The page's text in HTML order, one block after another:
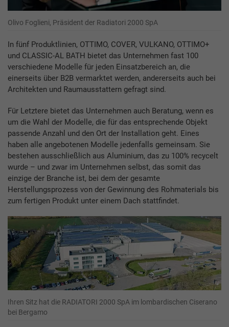
Olivo Foglieni, Präsident der Radiatori 2000 SpA
In fünf Produktlinien, OTTIMO, COVER, VULKANO, OTTIMO+
und CLASSIC-AL BATH bietet das Unternehmen fast 100
verschiedene Modelle für jeden Einsatzbereich an, die
einerseits über B2B vermarktet werden, andererseits auch bei
Architekten und Raumausstattern gefragt sind.
Für Letztere bietet das Unternehmen auch Beratung, wenn es
um die Wahl der Modelle, die für das entsprechende Objekt
passende Anzahl und den Ort der Installation geht. Eines
haben alle angebotenen Modelle jedenfalls gemeinsam. Sie
bestehen ausschließlich aus Aluminium, das zu 100% recycelt
wurde – und zwar im Unternehmen selbst, das somit das
einzige der Branche ist, bei dem der gesamte
Herstellungsprozess von der Gewinnung des Rohmaterials bis
zum fertigen Produkt unter einem Dach stattfindet.
Ihren Sitz hat die RADIATORI 2000 SpA im lombardischen Ciserano
bei Bergamo